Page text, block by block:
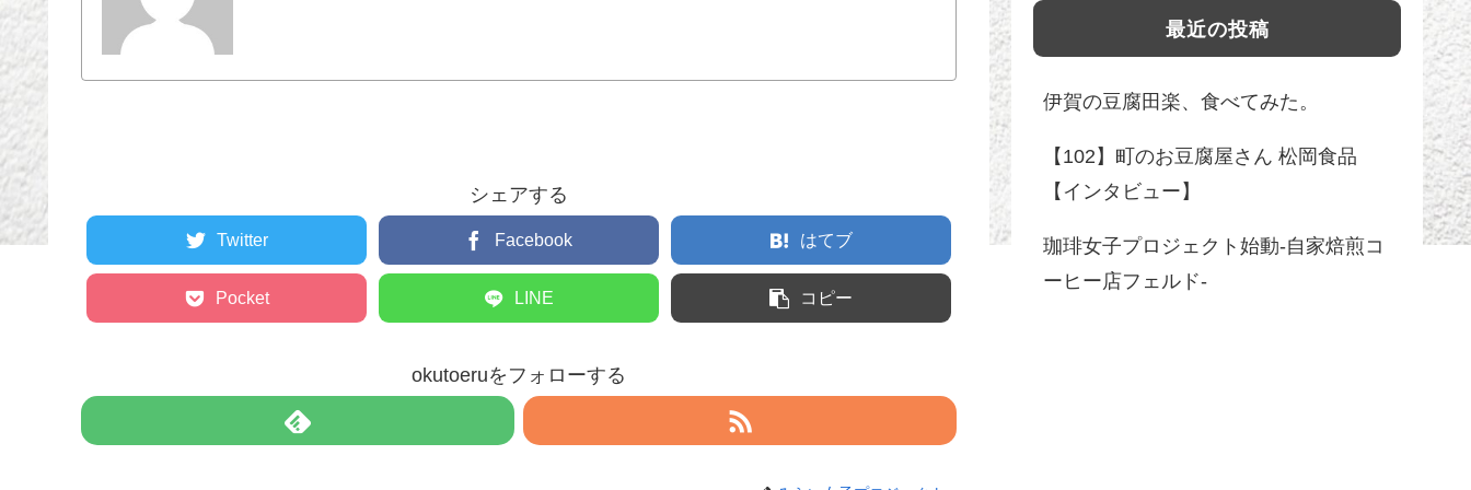
シェアする
Twitter Facebook はてブ
Pocket LINE コピー
okutoeruをフォローする
最近の投稿
伊賀の豆腐田楽、食べてみた。
【102】町のお豆腐屋さん 松岡食品
【インタビュー】
珈琲女子プロジェクト始動-自家焙煎コ
ーヒー店フェルド-